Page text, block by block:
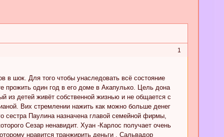
1
в шок. Для того чтобы унаследовать всё состояние
прожить один год в его доме в Акапулько. Цель дона
из детей живёт собственной жизнью и не общается с
Вих стремлении нажить как можно больше денег
сестра Паулина назначена главой семейной фирмы,
Сезар ненавидит. Хуан -Карлос получает очень
нравится транжирить деньги . Cальвадор